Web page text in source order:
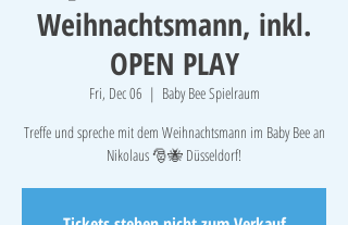
Weihnachtsmann, inkl.
OPEN PLAY
Fri, Dec 06
  |
Baby Bee Spielraum
Treffe und spreche mit dem Weihnachtsmann im Baby Bee an
Nikolaus 🎅🐝 Düsseldorf!